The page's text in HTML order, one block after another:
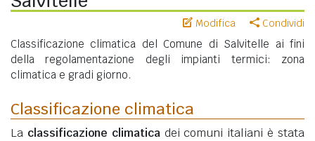
Modifica Condividi
Classificazione climatica del Comune di Salvitelle ai fini
della regolamentazione degli impianti termici: zona
climatica e gradi giorno.
Classificazione climatica
La classificazione climaticadei comuni italiani è stata